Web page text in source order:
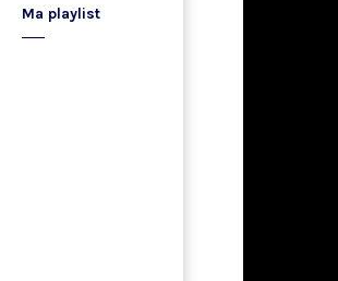
Ma playlist